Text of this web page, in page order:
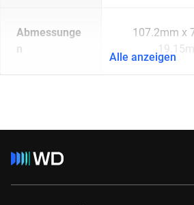
Abmessunge
n
107.2mm x
Alle anzeigen